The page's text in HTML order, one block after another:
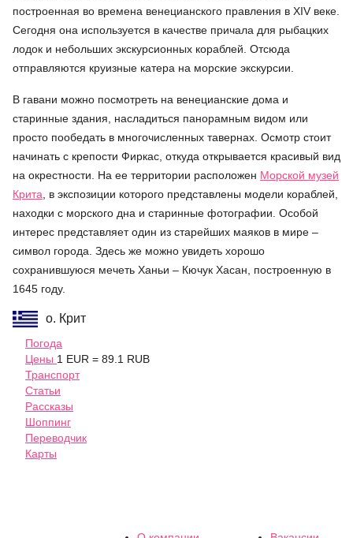
построенная во времена венецианского правления в XIV веке.
Сегодня она используется в качестве причала для рыбацких
лодок и небольших экскурсионных кораблей. Отсюда
отправляются круизные катера на морские экскурсии.
В гавани можно посмотреть на венецианские дома и
старинные здания, насладиться панорамным видом или
просто пообедать в многочисленных тавернах. Осмотр стоит
начинать с крепости Фиркас, откуда открывается красивый вид
на окрестности. На ее территории расположен Морской музей
Крита, в экспозиции которого представлены модели кораблей,
находки с морского дна и старинные фотографии. Особой
интерес представляет один из старейших маяков в мире –
символ города. Здесь же можно увидеть хорошо
сохранившуюся мечеть Ханьи – Кючук Хасан, построенную в
1645 году.
о. Крит
Погода
Цены 1 EUR = 89.1 RUB
Транспорт
Статьи
Рассказы
Шоппинг
Переводчик
Карты